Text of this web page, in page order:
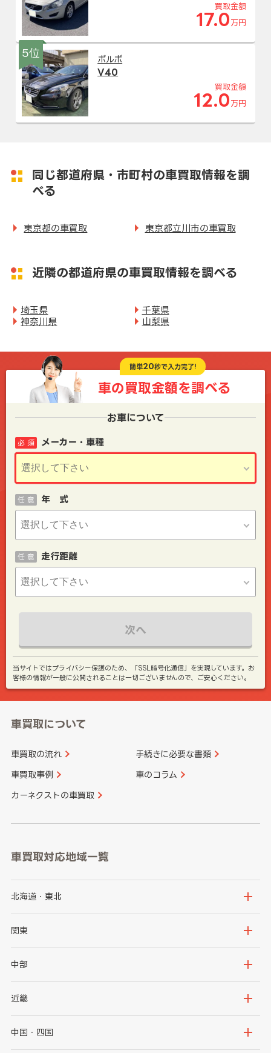
買取金額
17.0 万円
5位
ボルボ
V40
買取金額
12.0 万円
同じ都道府県・市町村の車買取情報を調
べる
東京都の車買取 東京都立川市の車買取
近隣の都道府県の車買取情報を調べる
埼玉県
千葉県
神奈川県
山梨県
簡単20秒で入力完了!
車の買取金額を調べる
お車について
メーカー・車種
必 須
年 式
任 意
走行距離
任 意
次へ
当サイトではプライバシー保護のため、「SSL暗号化通信」を実現しています。お
客様の情報が一般に公開されることは一切ございませんので、ご安心ください。
車買取について
車買取の流れ 手続きに必要な書類
車買取事例 車のコラム
カーネクストの車買取
車買取対応地域一覧
北海道・東北
北海道
岩手県
秋田県
関東
茨城県
群馬県
千葉県
中部
新潟県
石川県
近畿
大阪府
中国・四国